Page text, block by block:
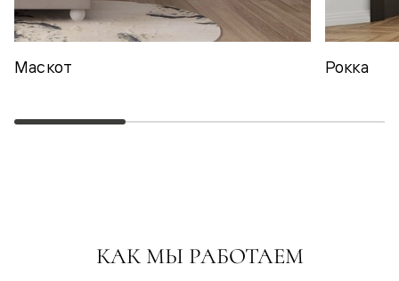
Маскот Рокка
КАК МЫ РАБОТАЕМ